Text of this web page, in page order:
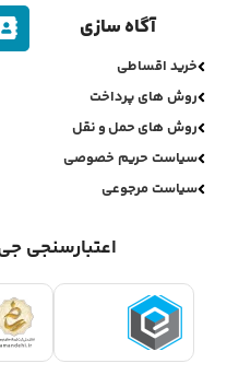
آگاه سازی
خرید اقساطی
روش های پرداخت
روش های حمل و نقل
سیاست حریم خصوصی
سیاست مرجوعی
اعتبارسنجی